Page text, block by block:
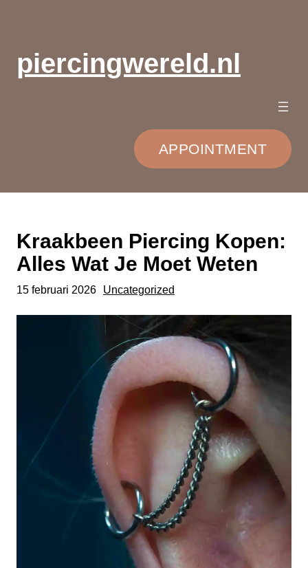
inhoudpiercingwereld.nl
APPOINTMENT
Kraakbeen Piercing Kopen:
Alles Wat Je Moet Weten
15 februari 2026 Uncategorized